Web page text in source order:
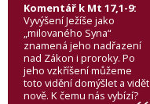
Komentář k Mt 17,1-9:
Vyvýšení Ježíše jako
„milovaného Syna“
znamená jeho nadřazení
nad Zákon i proroky. Po
jeho vzkříšení můžeme
toto vidění domýšlet a vidět
nově. K čemu nás vybízí?